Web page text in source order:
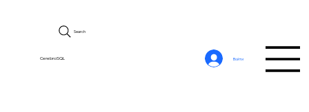
CerebroSQL
Search
Войти